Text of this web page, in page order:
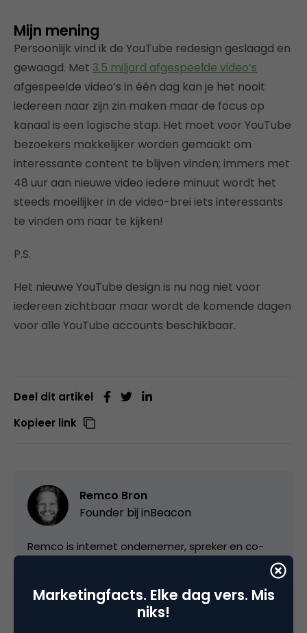
Mijn mening
Persoonlijk vind ik de YouTube redesign geslaagd en
gewaagd. Met 3.5 miljard afgespeelde video’s
afgespeelde video’s in één dag kan je het nooit
iedereen naar zijn zin maken maar de focus op
kanaal is een logische stap. Het moet voor YouTube
bezoekers makkelijker worden gemaakt om
interessante content te blijven vinden; immers met
48 uur aan nieuwe video iedere minuut wordt het
steeds moeilijker in de video-brei iets interessants
te vinden om naar te kijken!
P.S.
Het nieuwe YouTube design is nu nog niet voor
iedereen zichtbaar maar wordt de komende dagen
voor alle YouTube accounts beschikbaar.
Deel dit artikel
Kopieer link
Remco Bron
Founder bij inBeacon
Remco is internet ondernemer, spreker en co-
Reed Business, Ministerie van Defensie,
Oplaadpalen.nl en Rabobank. Zijn persoonlijke
Marketingfacts. Elke dag vers. Mis
niks!